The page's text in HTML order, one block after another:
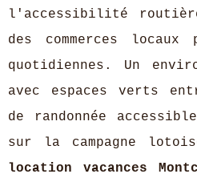
l'accessibilité
des commerces
quotidiennes. Un
avec espaces verts
de randonnée
sur la campagne
location vacances